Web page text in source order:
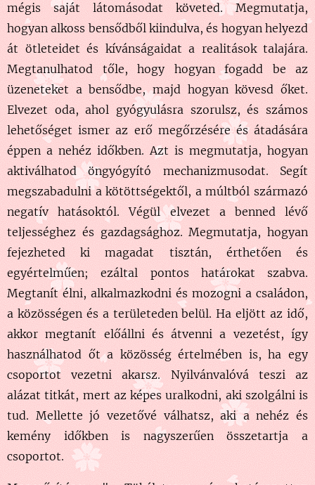
mégis saját látomásodat követed. Megmutatja,
hogyan alkoss bensődből kiindulva, és hogyan helyezd
át ötleteidet és kívánságaidat a realitások talajára.
Megtanulhatod tőle, hogy hogyan fogadd be az
üzeneteket a bensődbe, majd hogyan kövesd őket.
Elvezet oda, ahol gyógyulásra szorulsz, és számos
lehetőséget ismer az erő megőrzésére és átadására
éppen a nehéz időkben. Azt is megmutatja, hogyan
aktiválhatod öngyógyító mechanizmusodat. Segít
megszabadulni a kötöttségektől, a múltból származó
negatív hatásoktól. Végül elvezet a benned lévő
teljességhez és gazdagsághoz. Megmutatja, hogyan
fejezheted ki magadat tisztán, érthetően és
egyértelműen; ezáltal pontos határokat szabva.
Megtanít élni, alkalmazkodni és mozogni a családon,
a közösségen és a területeden belül. Ha eljött az idő,
akkor megtanít előállni és átvenni a vezetést, így
használhatod őt a közösség értelmében is, ha egy
csoportot vezetni akarsz. Nyilvánvalóvá teszi az
alázat titkát, mert az képes uralkodni, aki szolgálni is
tud. Mellette jó vezetővé válhatsz, aki a nehéz és
kemény időkben is nagyszerűen összetartja a
csoportot.